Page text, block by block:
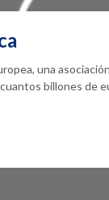
una
billones de